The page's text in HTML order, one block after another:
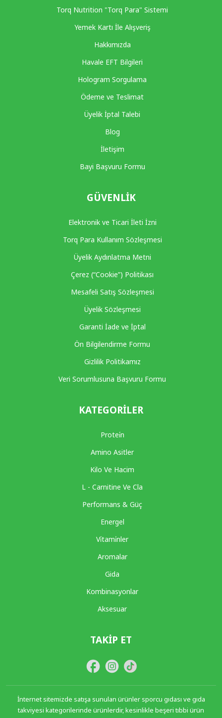
Torq Nutrition "Torq Para" Sistemi
Yemek Kartı İle Alışveriş
Hakkımızda
Havale EFT Bilgileri
Hologram Sorgulama
Ödeme ve Teslimat
Üyelik İptal Talebi
Blog
İletişim
Bayi Başvuru Formu
GÜVENLIK
Elektronik ve Ticari İleti İzni
Torq Para Kullanım Sözleşmesi
Üyelik Aydınlatma Metni
Çerez (“Cookie”) Politikası
Mesafeli Satış Sözleşmesi
Üyelik Sözleşmesi
Garanti İade ve İptal
Ön Bilgilendirme Formu
Gizlilik Politikamız
Veri Sorumlusuna Başvuru Formu
KATEGORILER
Protei̇n
Amino Asitler
Kilo Ve Hacim
L - Carnitine Ve Cla
Performans & Güç
Energel
Vi̇tami̇nler
Aromalar
Gida
Kombinasyonlar
Aksesuar
TAKIP ET
İnternet sitemizde satışa sunulan ürünler sporcu gıdası ve gıda
takviyesi kategorilerinde ürünlerdir, kesinlikle beşeri tıbbi ürün